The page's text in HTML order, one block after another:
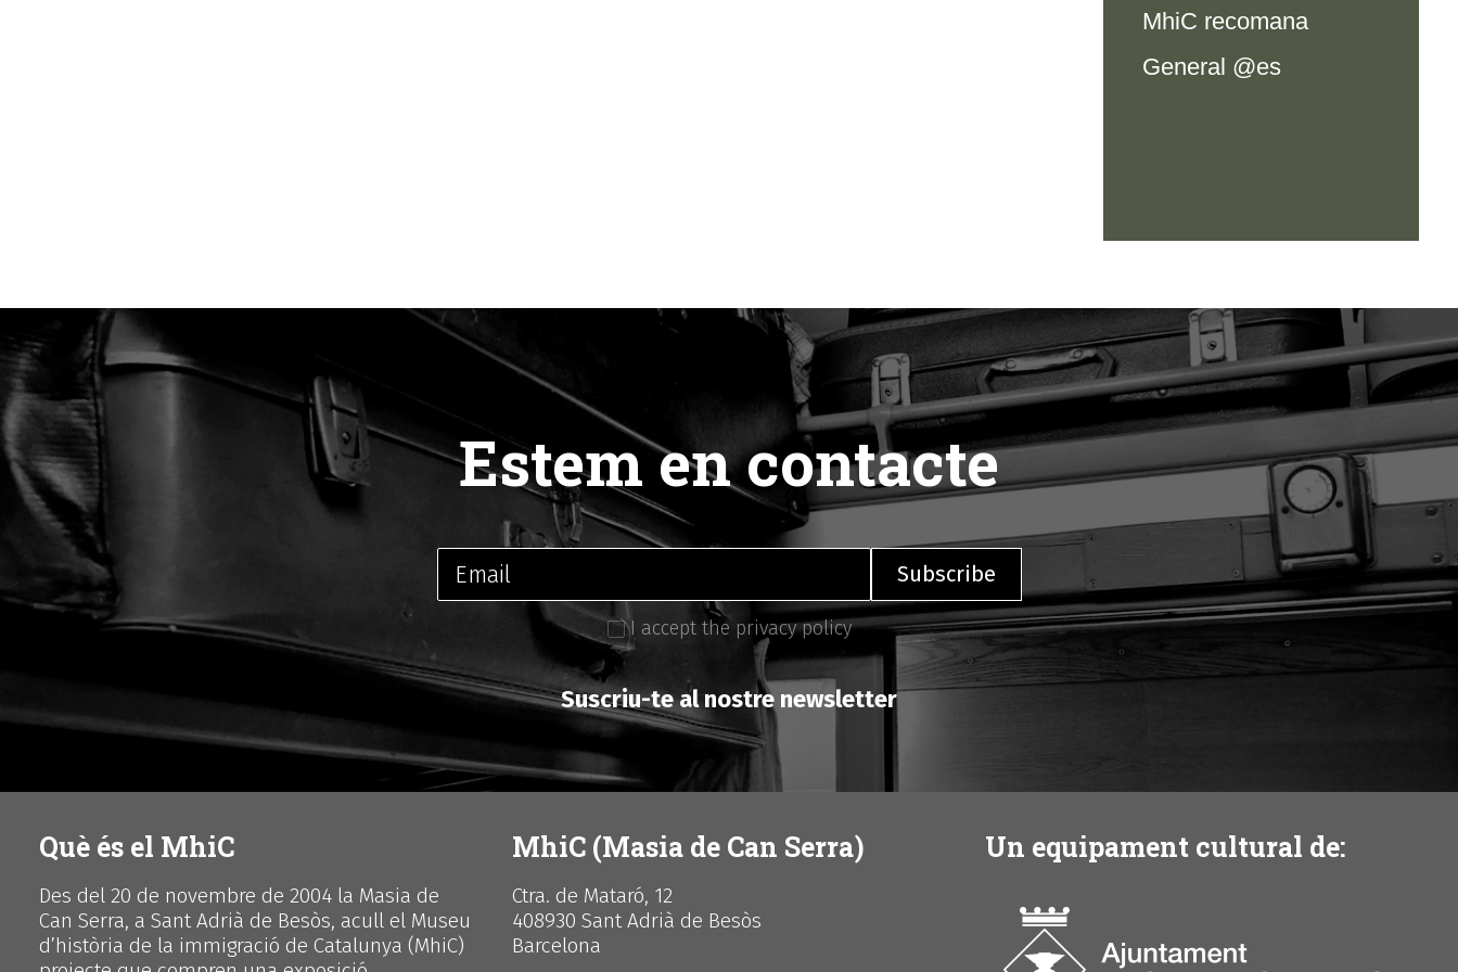
MhiC recomana
General @es
Estem en contacte
I accept the privacy policy
Suscriu-te al nostre newsletter
Què és el MhiC
Des del 20 de novembre de 2004 la Masia de
Can Serra, a Sant Adrià de Besòs, acull el Museu
d’història de la immigració de Catalunya (MhiC)
MhiC (Masia de Can Serra)
Ctra. de Mataró, 12
408930 Sant Adrià de Besòs
Barcelona
Un equipament cultural de: